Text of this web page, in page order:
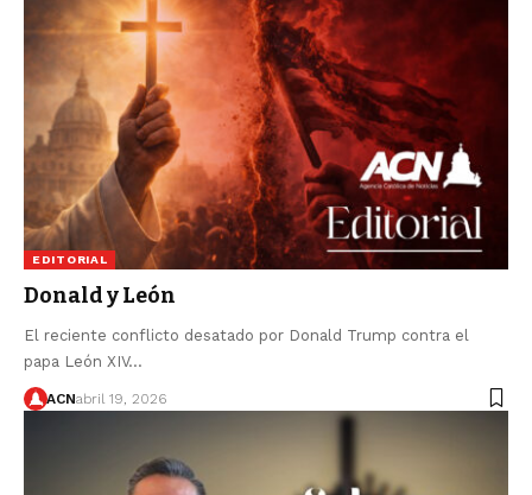
EDITORIAL
Donald y León
El reciente conflicto desatado por Donald Trump contra el
papa León XIV…
ACNabril 19, 2026